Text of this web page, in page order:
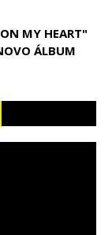
MY HEART"
ÁLBUM